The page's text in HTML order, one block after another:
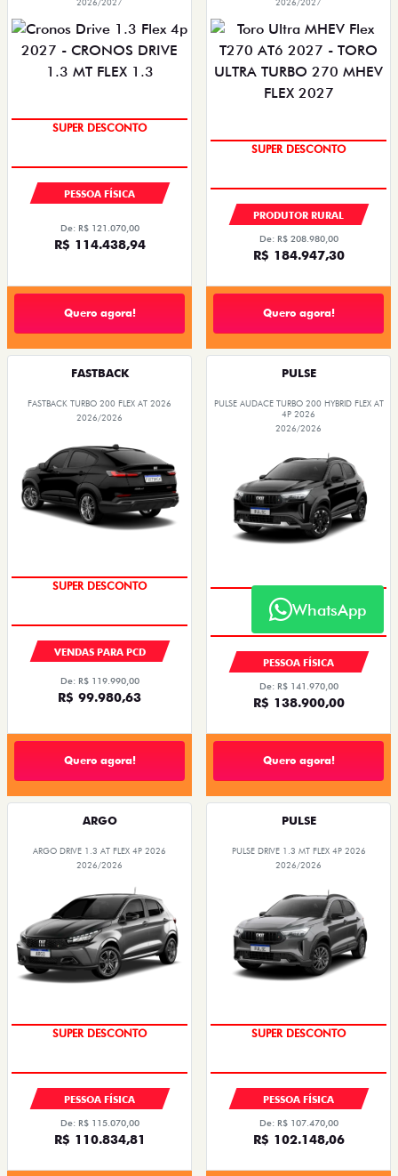
SUPER DESCONTO
PESSOA FÍSICA
De: R$ 121.070,00
R$ 114.438,94
Quero agora!
SUPER DESCONTO
PRODUTOR RURAL
De: R$ 208.980,00
R$ 184.947,30
Quero agora!
FASTBACK
FASTBACK TURBO 200 FLEX AT 2026
2026/2026
SUPER DESCONTO
VENDAS PARA PCD
De: R$ 119.990,00
R$ 99.980,63
Quero agora!
PULSE
PULSE AUDACE TURBO 200 HYBRID FLEX AT
4P 2026
2026/2026
SUPER DESCONTO
PESSOA FÍSICA
De: R$ 141.970,00
R$ 138.900,00
Quero agora!
ARGO
ARGO DRIVE 1.3 AT FLEX 4P 2026
2026/2026
SUPER DESCONTO
PESSOA FÍSICA
De: R$ 115.070,00
R$ 110.834,81
PULSE
PULSE DRIVE 1.3 MT FLEX 4P 2026
2026/2026
SUPER DESCONTO
PESSOA FÍSICA
De: R$ 107.470,00
R$ 102.148,06
WhatsApp